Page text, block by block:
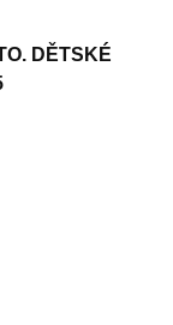
DĚTSKÉ